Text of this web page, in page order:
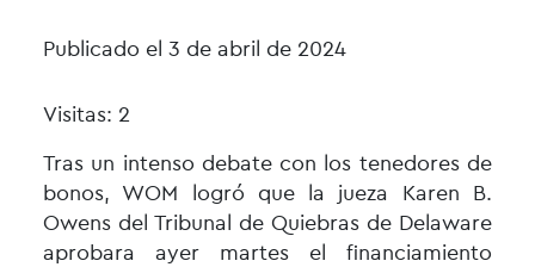
Publicado el 3 de abril de 2024
Visitas: 2
Tras un intenso debate con los tenedores de
bonos, WOM logró que la jueza Karen B.
Owens del Tribunal de Quiebras de Delaware
aprobara ayer martes el financiamiento